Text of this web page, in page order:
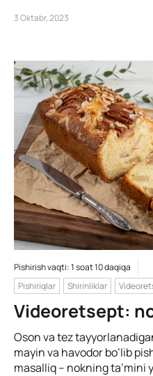
3 Oktabr, 2023
Pishirish vaqti: 1 soat 10 daqiqa
Pishiriqlar
Shirinliklar
Videoretsept:
Oson va tez
mayin va havodor bo’lib
masalliq – nokning ta’mini